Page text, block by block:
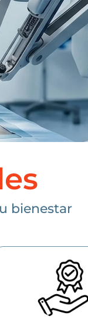
bienestar